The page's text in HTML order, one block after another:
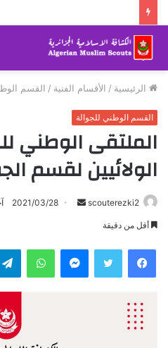
الرئيسية / الأقسام الفنية / القسم
القسم الوطني للجوالة
الملتقى الوطني
الولائيين لقسم
scouterezki2
ب
2021/03/28
أقل من دقيقة
واتساب